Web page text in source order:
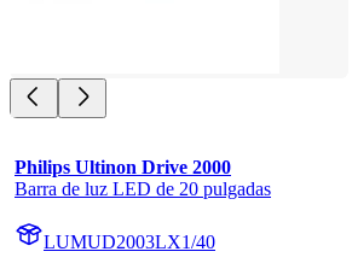
Philips Ultinon Drive 2000
Barra de luz LED de 20 pulgadas
LUMUD2003LX1/40